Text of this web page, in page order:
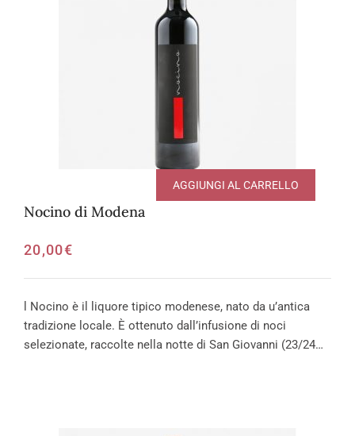
Nocino di Modena
20,00€
AGGIUNGI AL CARRELLO
l Nocino è il liquore tipico modenese, nato da u’antica
tradizione locale. È ottenuto dall’infusione di noci
selezionate, raccolte nella notte di San Giovanni (23/24…